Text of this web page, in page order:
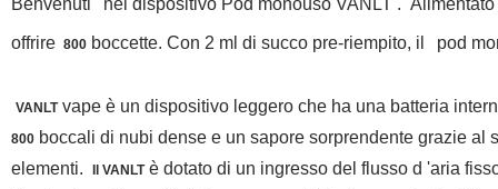
Benvenuti nel dispositivo Pod monouso VANLT .
offrire 800boccette. Con 2 ml di succo pre-riempito, il pod
VANLTvape è un dispositivo leggero che ha una batteria
800boccali di nubi dense e un sapore sorprendente grazie al
elementi.
Il VANLTè dotato di un ingresso del flusso d 'aria